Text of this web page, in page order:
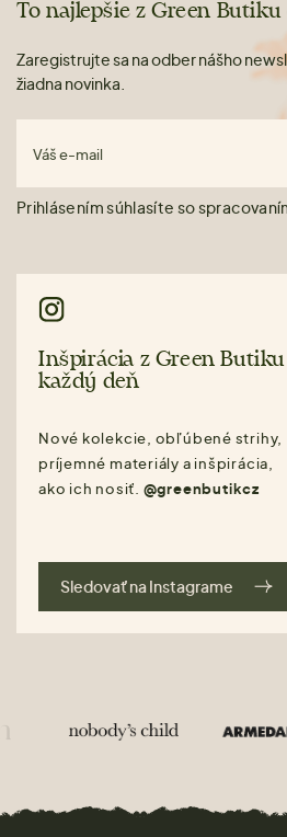
To najlepšie z Green
Zaregistrujte sa na odber nášho
žiadna novinka.
Váš e-mail
Prihlásením súhlasíte so
Inšpirácia z Green Butiku
každý deň
Nové kolekcie, obľúbené strihy,
príjemné materiály a inšpirácia,
ako ich nosiť. @greenbutikcz
Sledovať na Instagrame